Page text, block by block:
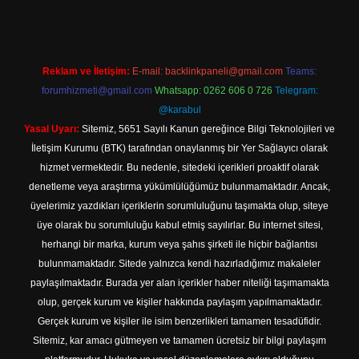
Reklam ve İletişim: E-mail: backlinkpaneli@gmail.com Teams:
forumhizmeti@gmail.com Whatsapp: 0262 606 0 726 Telegram:
@karabul
Yasal Uyarı: Sitemiz, 5651 Sayılı Kanun gereğince Bilgi Teknolojileri ve
İletişim Kurumu (BTK) tarafından onaylanmış bir Yer Sağlayıcı olarak
hizmet vermektedir. Bu nedenle, sitedeki içerikleri proaktif olarak
denetleme veya araştırma yükümlülüğümüz bulunmamaktadır. Ancak,
üyelerimiz yazdıkları içeriklerin sorumluluğunu taşımakta olup, siteye
üye olarak bu sorumluluğu kabul etmiş sayılırlar. Bu internet sitesi,
herhangi bir marka, kurum veya şahıs şirketi ile hiçbir bağlantısı
bulunmamaktadır. Sitede yalnızca kendi hazırladığımız makaleler
paylaşılmaktadır. Burada yer alan içerikler haber niteliği taşımamakta
olup, gerçek kurum ve kişiler hakkında paylaşım yapılmamaktadır.
Gerçek kurum ve kişiler ile isim benzerlikleri tamamen tesadüfidir.
Sitemiz, kar amacı gütmeyen ve tamamen ücretsiz bir bilgi paylaşım